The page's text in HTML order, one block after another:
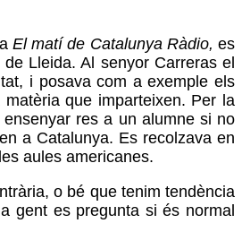
aEl matí de Catalunya Ràdio, es
Lleida. Al senyor Carreras el
i posava com a exemple els
que imparteixen. Per la
res a un alumne si no
a Catalunya. Es recolzava en
aules americanes.
o bé que tenim tendència
gent es pregunta si és normal